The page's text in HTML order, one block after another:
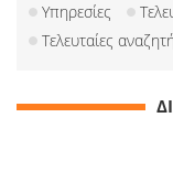
Υπηρεσίες
Τελευταίες